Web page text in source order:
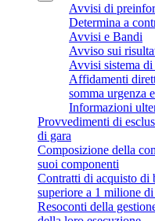
Avvisi di
Determina a
Avvisi e Bandi
Avviso sui
Avvisi sistema
Affidamenti
somma urgenza
Informazioni
Provvedimenti di
di gara
Composizione della
suoi componenti
Contratti di acquisto di
superiore a 1 milione
Resoconti della